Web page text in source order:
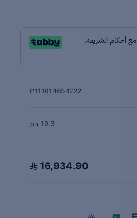
P111014654222
19.3 جم
16,934.90